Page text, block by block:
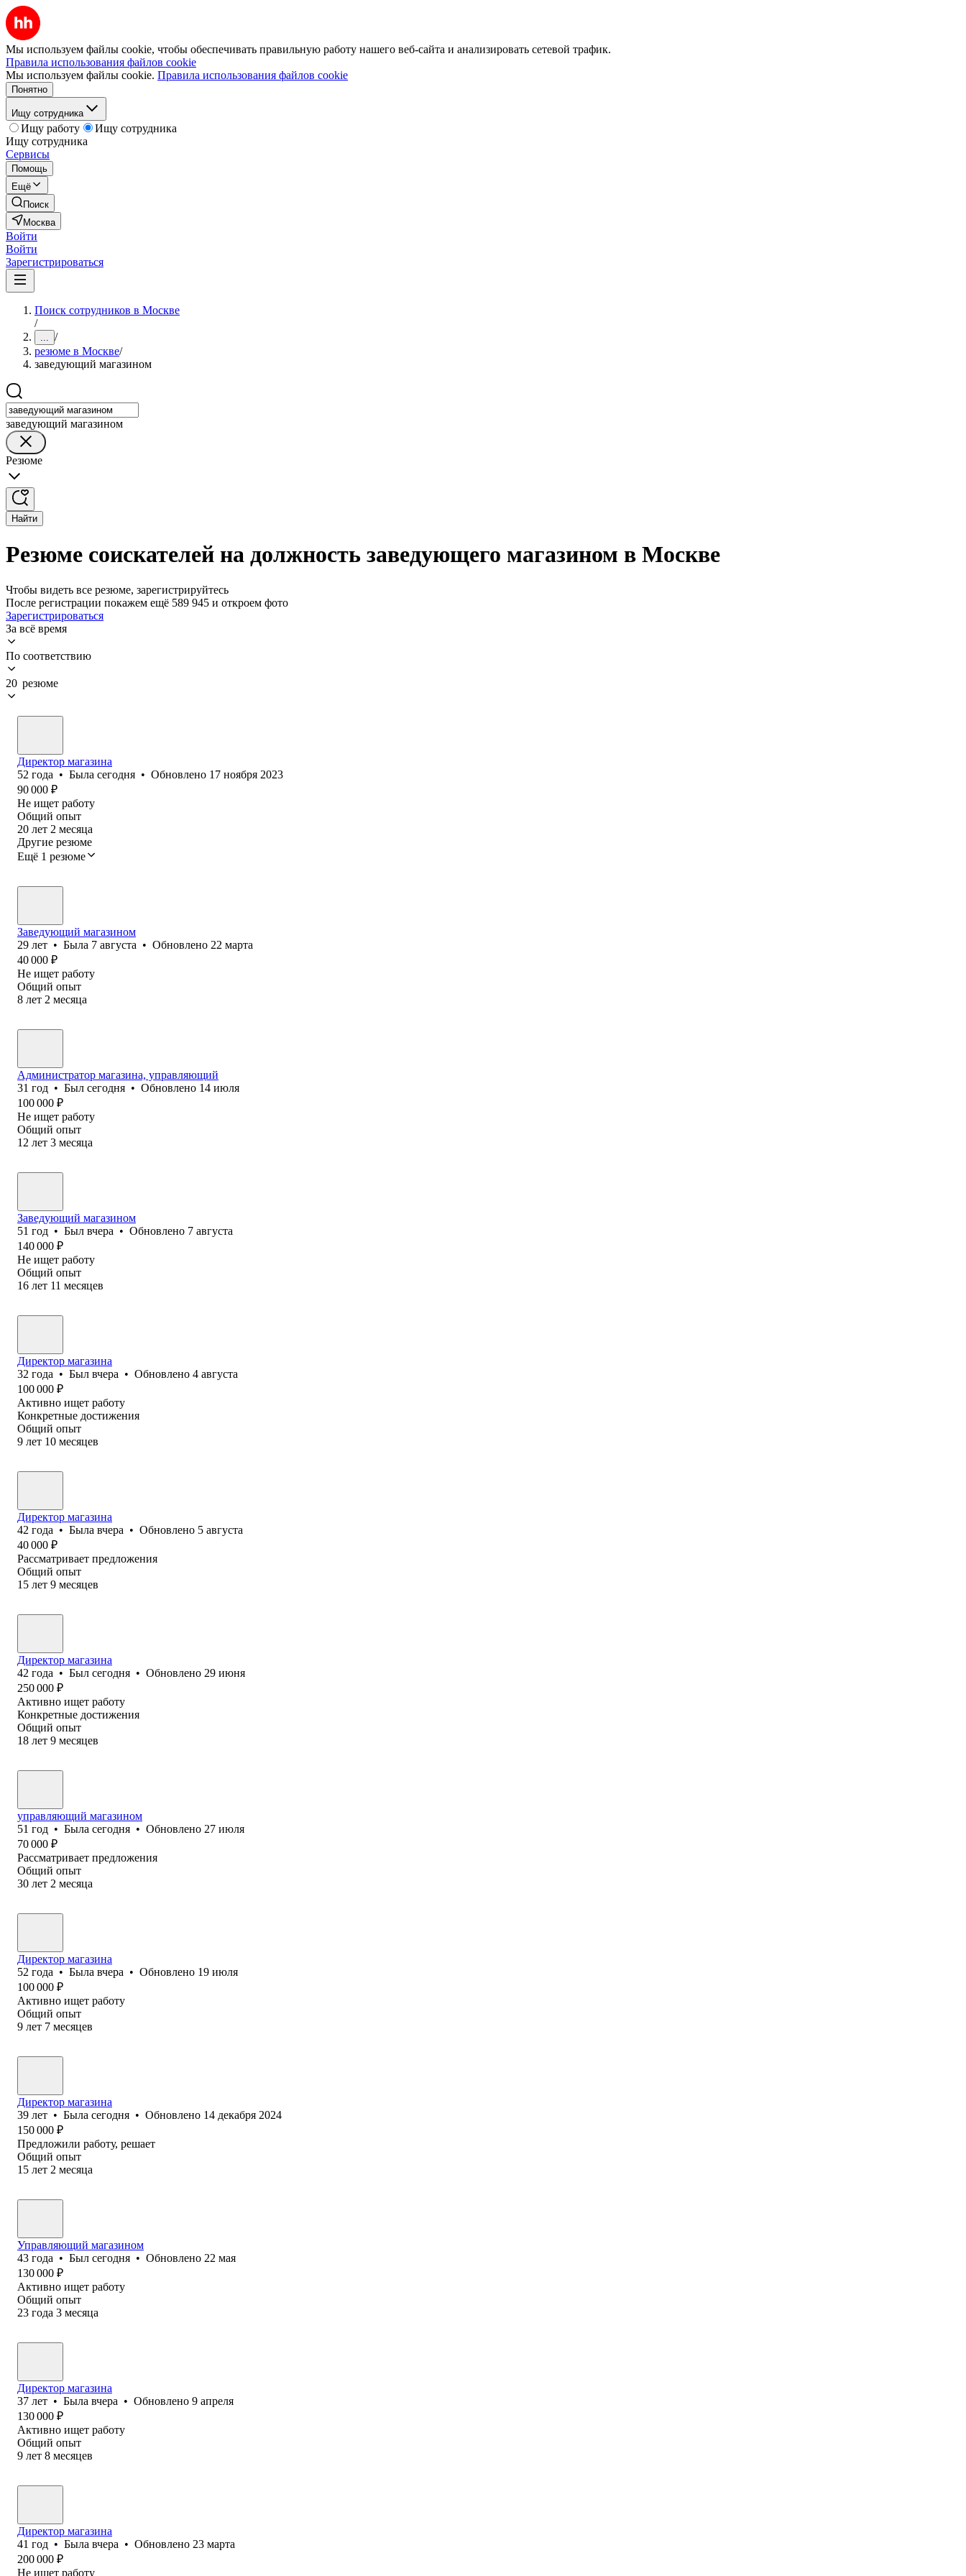
Мы используем файлы cookie, чтобы обеспечивать правильную работу нашего веб-сайта и анализировать сетевой трафик.
Правила использования файлов cookie
Мы используем файлы cookie. Правила использования файлов cookie
Понятно
Ищу сотрудника
Ищу работу
Ищу сотрудника
Ищу сотрудника
Сервисы
Помощь
Ещё
Поиск
Москва
Войти
Войти
Зарегистрироваться
Поиск сотрудников в Москве
/
... /
резюме в Москве/
заведующий магазином
заведующий магазином
Резюме
Найти
Резюме соискателей на должность заведующего магазином в Москве
Чтобы видеть все резюме, зарегистрируйтесь
После регистрации покажем ещё 589 945 и откроем фото
Зарегистрироваться
За всё время
По соответствию
20 резюме
Директор магазина
52 года • Была сегодня • Обновлено 17 ноября 2023
90 000 ₽
Не ищет работу
Общий опыт
20 лет 2 месяца
Другие резюме
Ещё 1 резюме
Заведующий магазином
29 лет • Была 7 августа • Обновлено 22 марта
40 000 ₽
Не ищет работу
Общий опыт
8 лет 2 месяца
Администратор магазина, управляющий
31 год • Был сегодня • Обновлено 14 июля
100 000 ₽
Не ищет работу
Общий опыт
12 лет 3 месяца
Заведующий магазином
51 год • Был вчера • Обновлено 7 августа
140 000 ₽
Не ищет работу
Общий опыт
16 лет 11 месяцев
Директор магазина
32 года • Был вчера • Обновлено 4 августа
100 000 ₽
Активно ищет работу
Конкретные достижения
Общий опыт
9 лет 10 месяцев
Директор магазина
42 года • Была вчера • Обновлено 5 августа
40 000 ₽
Рассматривает предложения
Общий опыт
15 лет 9 месяцев
Директор магазина
42 года • Был сегодня • Обновлено 29 июня
250 000 ₽
Активно ищет работу
Конкретные достижения
Общий опыт
18 лет 9 месяцев
управляющий магазином
51 год • Была сегодня • Обновлено 27 июля
70 000 ₽
Рассматривает предложения
Общий опыт
30 лет 2 месяца
Директор магазина
52 года • Была вчера • Обновлено 19 июля
100 000 ₽
Активно ищет работу
Общий опыт
9 лет 7 месяцев
Директор магазина
39 лет • Была сегодня • Обновлено 14 декабря 2024
150 000 ₽
Предложили работу, решает
Общий опыт
15 лет 2 месяца
Управляющий магазином
43 года • Был сегодня • Обновлено 22 мая
130 000 ₽
Активно ищет работу
Общий опыт
23 года 3 месяца
Директор магазина
37 лет • Была вчера • Обновлено 9 апреля
130 000 ₽
Активно ищет работу
Общий опыт
9 лет 8 месяцев
Директор магазина
41 год • Была вчера • Обновлено 23 марта
200 000 ₽
Не ищет работу